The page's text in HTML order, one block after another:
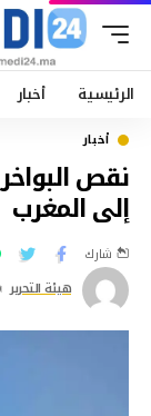
الرئيسية أخبار
أخبار
نقص
إلى المغرب
هيئة التحرير
شارك